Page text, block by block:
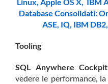
Database Consolidati:
ASE, IQ, IBM
Tooling
SQL Anywhere Cockpit
vedere le performance,